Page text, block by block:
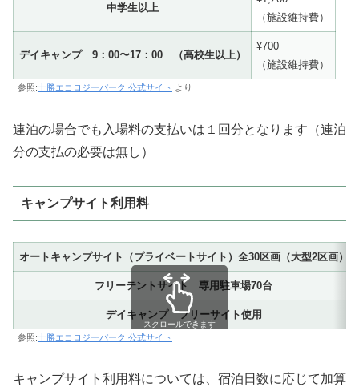
中学生以上
（施設維持費）
デイキャンプ 9：00〜17：00 （高校生以上）
¥700
（施設維持費）
参照:十勝エコロジーパーク 公式サイト より
連泊の場合でも入場料の支払いは１回分となります（連泊
分の支払の必要は無し）
キャンプサイト利用料
オートキャンプサイト（プライベートサイト）全30区画（大型2区画）
フリーテントサイト 専用駐車場70台
デイキャンプ フリーサイト使用
スクロールできます
参照:十勝エコロジーパーク 公式サイト
キャンプサイト利用料については、宿泊日数に応じて加算